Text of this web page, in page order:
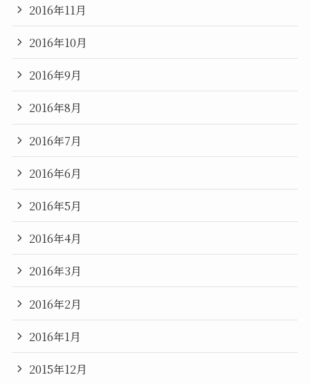
2016年11月
2016年10月
2016年9月
2016年8月
2016年7月
2016年6月
2016年5月
2016年4月
2016年3月
2016年2月
2016年1月
2015年12月